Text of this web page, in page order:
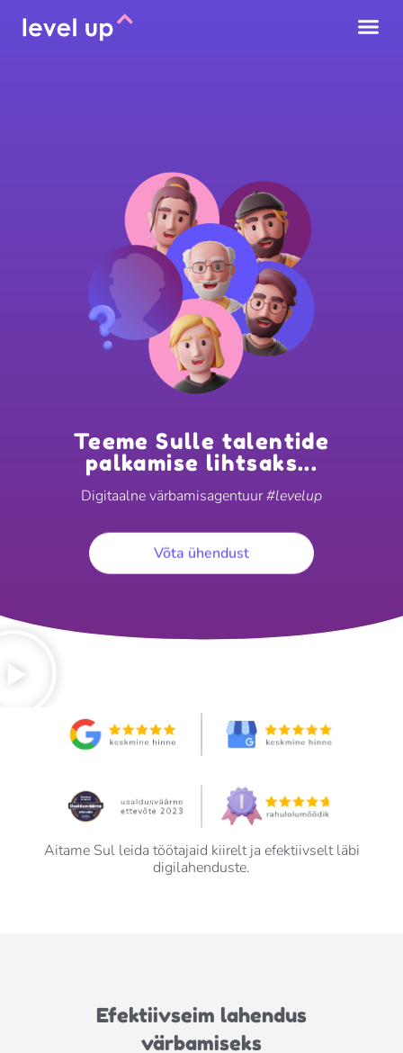
Teeme Sulle talentide
palkamise lihtsaks...
Digitaalne värbamisagentuur#levelup
Võta ühendust
Aitame Sul leida töötajaid kiirelt ja efektiivselt läbi
digilahenduste.
Efektiivseim lahendus
värbamiseks